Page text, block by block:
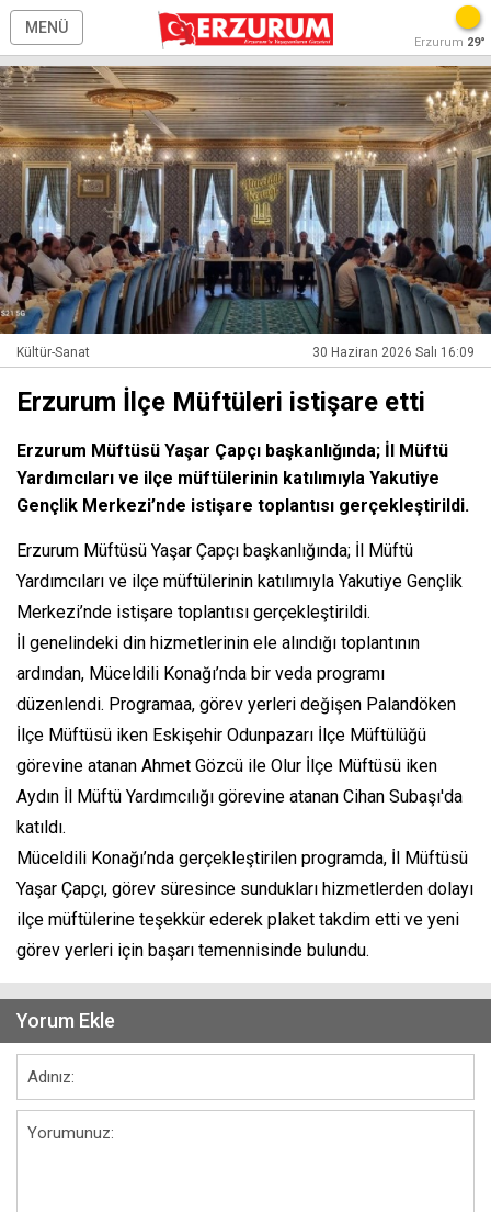
MENÜ
Erzurum 29°
Kültür-Sanat 30 Haziran 2026 Salı 16:09
Erzurum İlçe Müftüleri istişare etti
Erzurum Müftüsü Yaşar Çapçı başkanlığında; İl Müftü
Yardımcıları ve ilçe müftülerinin katılımıyla Yakutiye
Gençlik Merkezi’nde istişare toplantısı gerçekleştirildi.
Erzurum Müftüsü Yaşar Çapçı başkanlığında; İl Müftü
Yardımcıları ve ilçe müftülerinin katılımıyla Yakutiye Gençlik
Merkezi’nde istişare toplantısı gerçekleştirildi.
İl genelindeki din hizmetlerinin ele alındığı toplantının
ardından, Müceldili Konağı’nda bir veda programı
düzenlendi. Programaa, görev yerleri değişen Palandöken
İlçe Müftüsü iken Eskişehir Odunpazarı İlçe Müftülüğü
görevine atanan Ahmet Gözcü ile Olur İlçe Müftüsü iken
Aydın İl Müftü Yardımcılığı görevine atanan Cihan Subaşı'da
katıldı.
Müceldili Konağı’nda gerçekleştirilen programda, İl Müftüsü
Yaşar Çapçı, görev süresince sundukları hizmetlerden dolayı
ilçe müftülerine teşekkür ederek plaket takdim etti ve yeni
görev yerleri için başarı temennisinde bulundu.
Yorum Ekle